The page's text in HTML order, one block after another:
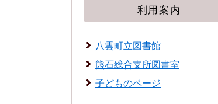
利用案内
八雲町立図書館
熊石総合支所図書室
子どものページ